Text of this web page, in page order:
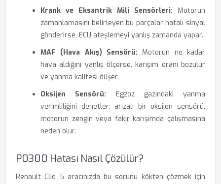
Krank ve Eksantrik Mili Sensörleri: Motorun
zamanlamasını belirleyen bu parçalar hatalı sinyal
gönderirse, ECU ateşlemeyi yanlış zamanda yapar.
MAF (Hava Akış) Sensörü: Motorun ne kadar
hava aldığını yanlış ölçerse, karışım oranı bozulur
ve yanma kalitesi düşer.
Oksijen Sensörü: Egzoz gazındaki yanma
verimliliğini denetler; arızalı bir oksijen sensörü,
motorun zengin veya fakir karışımda çalışmasına
neden olur.
P0300 Hatası Nasıl Çözülür?
Renault Clio 5 aracınızda bu sorunu kökten çözmek için